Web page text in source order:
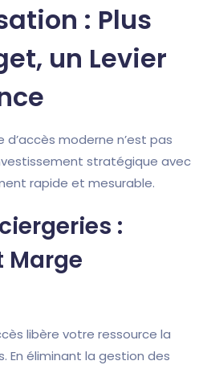
: Plus
un Levier
moderne n’est pas
stratégique avec
rapide et mesurable.
:
Marge
libère votre ressource la
En éliminant la gestion des